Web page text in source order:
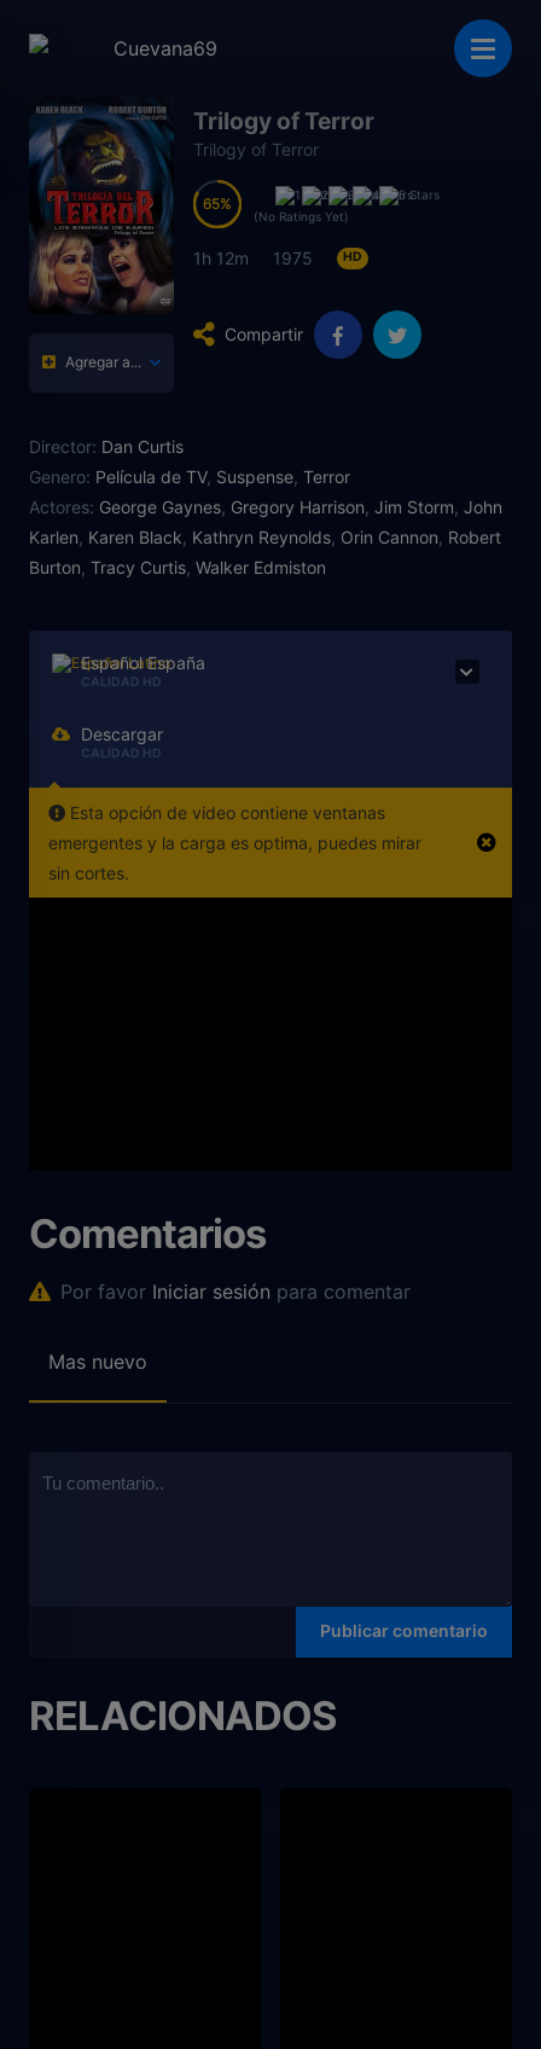
Agregar a...
Trilogy of Terror
Trilogy of Terror
65
65
(No Ratings Yet)
1h 12m 1975 HD
Compartir
Director: Dan Curtis
Genero: Película de TV, Suspense Terror
Actores: George Gaynes Gregory Harrison Jim Storm John
Karlen Karen Black Kathryn Reynolds Orin Cannon Robert
Burton Tracy Curtis Walker Edmiston
Español España
CALIDAD HD
Descargar
CALIDAD HD
Esta opción de video contiene ventanas
emergentes y la carga es optima, puedes mirar
sin cortes.
Comentarios
Por favor Iniciar sesión para comentar
Mas nuevo
RELACIONADOS